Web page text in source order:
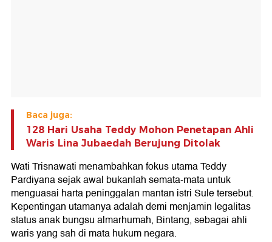
Baca juga:
128 Hari Usaha Teddy Mohon Penetapan Ahli
Waris Lina Jubaedah Berujung Ditolak
Wati Trisnawati menambahkan fokus utama Teddy
Pardiyana sejak awal bukanlah semata-mata untuk
menguasai harta peninggalan mantan istri Sule tersebut.
Kepentingan utamanya adalah demi menjamin legalitas
status anak bungsu almarhumah, Bintang, sebagai ahli
waris yang sah di mata hukum negara.